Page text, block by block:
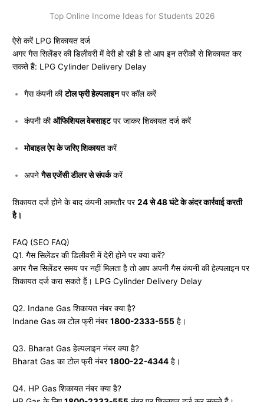
Top Online Income Ideas for Students 2026
ऐसे करें LPG शिकायत दर्ज
अगर गैस सिलेंडर की डिलीवरी में देरी हो रही है तो आप इन तरीकों से शिकायत कर
सकते हैं: LPG Cylinder Delivery Delay
गैस कंपनी कीटोल फ्री हेल्पलाइनपर कॉल करें
कंपनी कीऑफिशियल वेबसाइटपर जाकर शिकायत दर्ज करें
मोबाइल ऐप के जरिए शिकायतकरें
अपनेगैस एजेंसी डीलर से संपर्ककरें
शिकायत दर्ज होने के बाद कंपनी आमतौर पर24 से 48 घंटे के अंदर कार्रवाई करती
है।
FAQ (SEO FAQ)
Q1. गैस सिलेंडर की डिलीवरी में देरी होने पर क्या करें?
अगर गैस सिलेंडर समय पर नहीं मिलता है तो आप अपनी गैस कंपनी की हेल्पलाइन पर
शिकायत दर्ज करा सकते हैं। LPG Cylinder Delivery Delay
Q2. Indane Gas शिकायत नंबर क्या है?
Indane Gas का टोल फ्री नंबर1800-2333-555 है।
Q3. Bharat Gas हेल्पलाइन नंबर क्या है?
Bharat Gas का टोल फ्री नंबर1800-22-4344 है।
Q4. HP Gas शिकायत नंबर क्या है?